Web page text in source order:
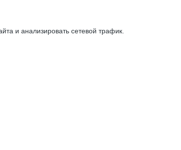
и анализировать сетевой трафик.